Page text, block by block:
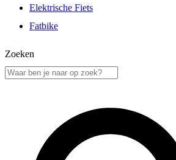
Elektrische Fiets
Fatbike
Zoeken